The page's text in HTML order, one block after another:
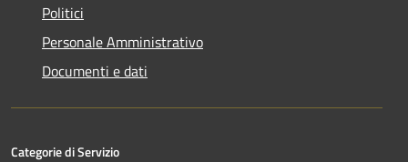
Politici
Personale Amministrativo
Documenti e dati
Categorie di Servizio